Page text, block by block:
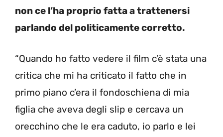
non ce l’ha proprio fatta a trattenersi
parlando del politicamente corretto.
“Quando ho fatto vedere il film c’è stata una
critica che mi ha criticato il fatto che in
primo piano c’era il fondoschiena di mia
figlia che aveva degli slip e cercava un
orecchino che le era caduto, io parlo e lei